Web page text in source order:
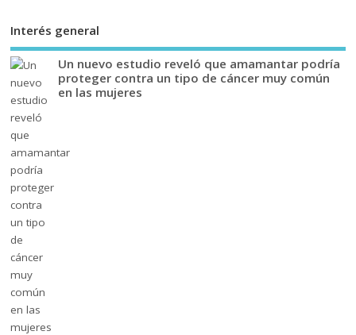
Interés general
Un nuevo estudio reveló que amamantar podría
proteger contra un tipo de cáncer muy común
en las mujeres